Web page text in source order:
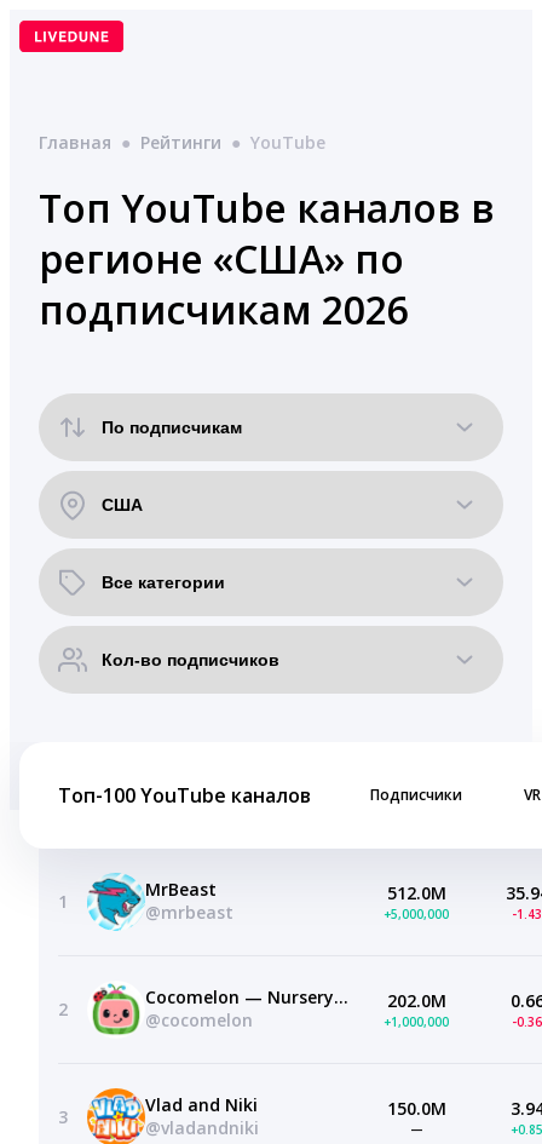
Перейти
Главная ● Рейтинги ● YouTube
Топ YouTube каналов в
регионе «США» по
подписчикам 2026
Топ-100 YouTube каналов Подписчики VR
1
MrBeast
@mrbeast
512.0M
+5,000,000 -
2
Cocomelon — Nursery Rhymes
@cocomelon
202.0M
+1,000,000 -
3
Vlad and Niki
@vladandniki
150.0M
—